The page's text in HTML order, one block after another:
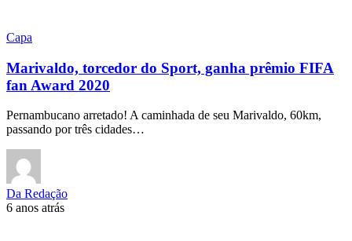
Capa
Marivaldo, torcedor do Sport, ganha prêmio FIFA
fan Award 2020
Pernambucano arretado! A caminhada de seu Marivaldo, 60km,
passando por três cidades…
Da Redação
6 anos atrás